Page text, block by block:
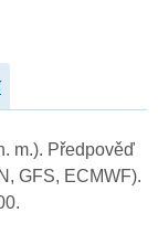
m.). Předpověď
GFS, ECMWF).